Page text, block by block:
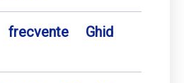
frecvente Ghid